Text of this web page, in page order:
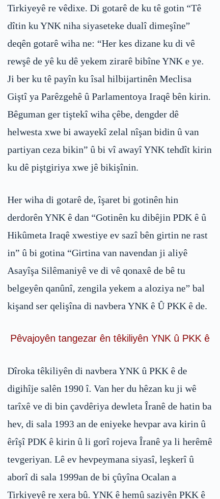
Tirkiyeyê re vêdixe. Di gotarê de ku tê gotin “Tê
dîtin ku YNK niha siyaseteke dualî dimeşîne”
deqên gotarê wiha ne: “Her kes dizane ku di vê
rewşê de yê ku dê yekem zirarê bibîne YNK e ye.
Ji ber ku tê payîn ku îsal hilbijartinên Meclisa
Giştî ya Parêzgehê û Parlamentoya Iraqê bên kirin.
Bêguman ger tiştekî wiha çêbe, dengder dê
helwesta xwe bi awayekî zelal nîşan bidin û van
partiyan ceza bikin” û bi vî awayî YNK tehdît kirin
ku dê piştgiriya xwe jê bikişînin.
Her wiha di gotarê de, îşaret bi gotinên hin
derdorên YNK ê dan “Gotinên ku dibêjin PDK ê û
Hikûmeta Iraqê xwestiye ev sazî bên girtin ne rast
in” û bi gotina “Girtina van navendan ji aliyê
Asayîşa Silêmaniyê ve di vê qonaxê de bê tu
belgeyên qanûnî, zengila yekem a aloziya ne” bal
kişand ser qelişîna di navbera YNK ê Û PKK ê de.
Pêvajoyên tangezar ên têkiliyên YNK û PKK ê
Dîroka têkiliyên di navbera YNK û PKK ê de
digihîje salên 1990 î. Van her du hêzan ku ji wê
tarîxê ve di bin çavdêriya dewleta Îranê de hatin ba
hev, di sala 1993 an de eniyeke hevpar ava kirin û
êrîşî PDK ê kirin û li gorî rojeva Îranê ya li herêmê
tevgeriyan. Lê ev hevpeymana siyasî, leşkerî û
aborî di sala 1999an de bi çûyîna Ocalan a
Tirkiyeyê re xera bû. YNK ê hemû saziyên PKK ê